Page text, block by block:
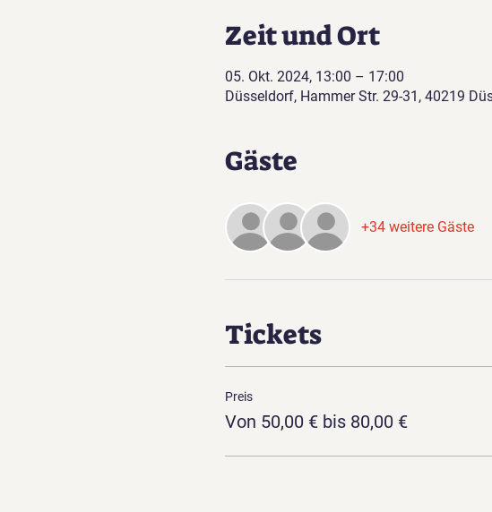
Zeit und Ort
05. Okt. 2024, 13:00 – 17:00
Düsseldorf, Hammer Str. 29-31, 40219
Gäste
+34 weitere Gäste
Tickets
Preis
Von 50,00 € bis 80,00 €